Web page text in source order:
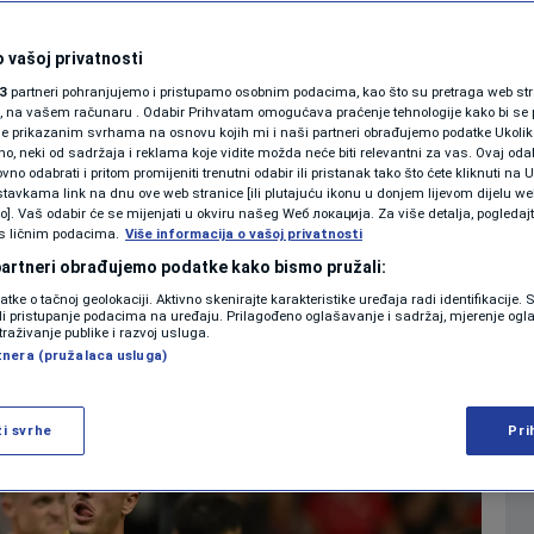
SHOWBIZ
KOLUMNE
PODCAST
N1 SPECIJAL
FENOMENI
NEISTRAŽENO
VIRALNO
VIDEO
nemoćne
| 0 komentara
Više
vašoj privatnosti
partneri pohranjujemo i pristupamo osobnim podacima, kao što su pretraga web
na vašem računaru . Odabir Prihvatam omogućava praćenje tehnologije kako bi se
prikazanim svrhama na osnovu kojih mi i naši partneri obrađujemo podatke
neki od sadržaja i reklama koje vidite možda neće biti relevantni za vas. Ovaj
odabrati i pritom promijeniti trenutni odabir ili pristanak tako što ćete kliknuti na
link na dnu ove web stranice [ili plutajuću ikonu u donjem lijevom dijelu
Vaš odabir će se mijenjati u okviru našeg Wеб локација. Za više detalja,
ličnim podacima. Više informacija o vašoj privatnosti
obrađujemo podatke kako bismo pružali:
o tačnoj geolokaciji. Aktivno skenirajte karakteristike uređaja radi identifikacije.
pristupanje podacima na uređaju. Prilagođeno oglašavanje i sadržaj, mjerenje
publike i razvoj usluga.
(pružalaca usluga)
svrhe